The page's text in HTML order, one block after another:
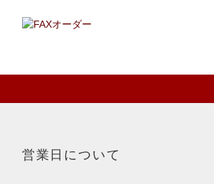
営業日について